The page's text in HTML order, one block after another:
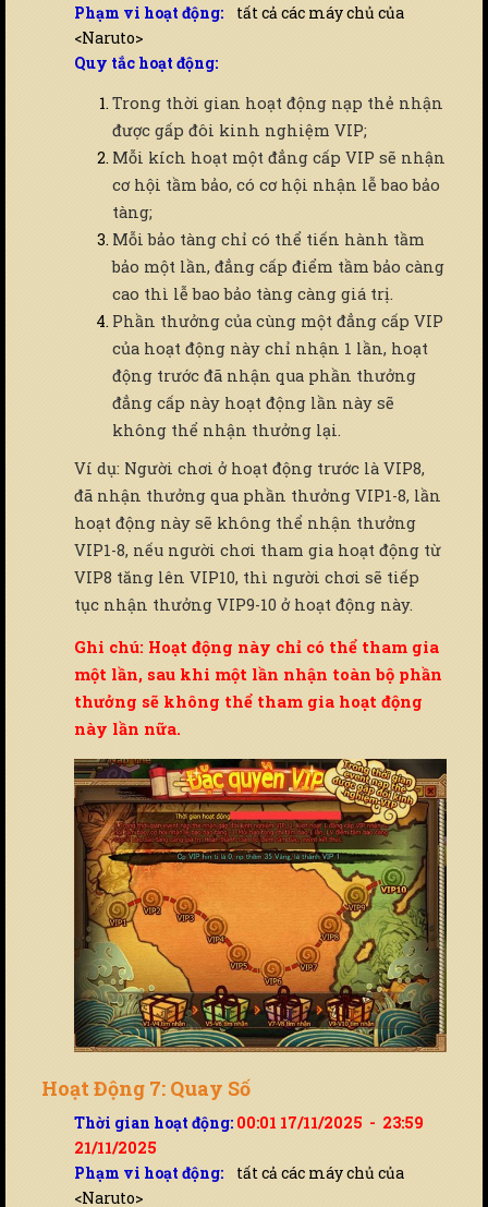
Phạm vi hoạt động: tất cả các máy chủ của
<Naruto>
Quy tắc hoạt động:
Trong thời gian hoạt động nạp thẻ nhận
được gấp đôi kinh nghiệm VIP;
Mỗi kích hoạt một đẳng cấp VIP sẽ nhận
cơ hội tầm bảo, có cơ hội nhận lễ bao bảo
tàng;
Mỗi bảo tàng chỉ có thể tiến hành tầm
bảo một lần, đẳng cấp điểm tầm bảo càng
cao thì lễ bao bảo tàng càng giá trị.
Phần thưởng của cùng một đẳng cấp VIP
của hoạt động này chỉ nhận 1 lần, hoạt
động trước đã nhận qua phần thưởng
đẳng cấp này hoạt động lần này sẽ
không thể nhận thưởng lại.
Ví dụ: Người chơi ở hoạt động trước là VIP8,
đã nhận thưởng qua phần thưởng VIP1-8, lần
hoạt động này sẽ không thể nhận thưởng
VIP1-8, nếu người chơi tham gia hoạt động từ
VIP8 tăng lên VIP10, thì người chơi sẽ tiếp
tục nhận thưởng VIP9-10 ở hoạt động này.
Ghi chú: Hoạt động này chỉ có thể tham gia
một lần, sau khi một lần nhận toàn bộ phần
thưởng sẽ không thể tham gia hoạt động
này lần nữa.
Hoạt Động 7: Quay Số
Thời gian hoạt động: 00:01 17/11/2025 - 23:59
21/11/2025
Phạm vi hoạt động: tất cả các máy chủ của
<Naruto>